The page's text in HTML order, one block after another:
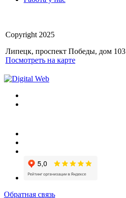
Copyright 2025
Липецк, проспект Победы, дом 103
Посмотреть на карте
Обратная связь